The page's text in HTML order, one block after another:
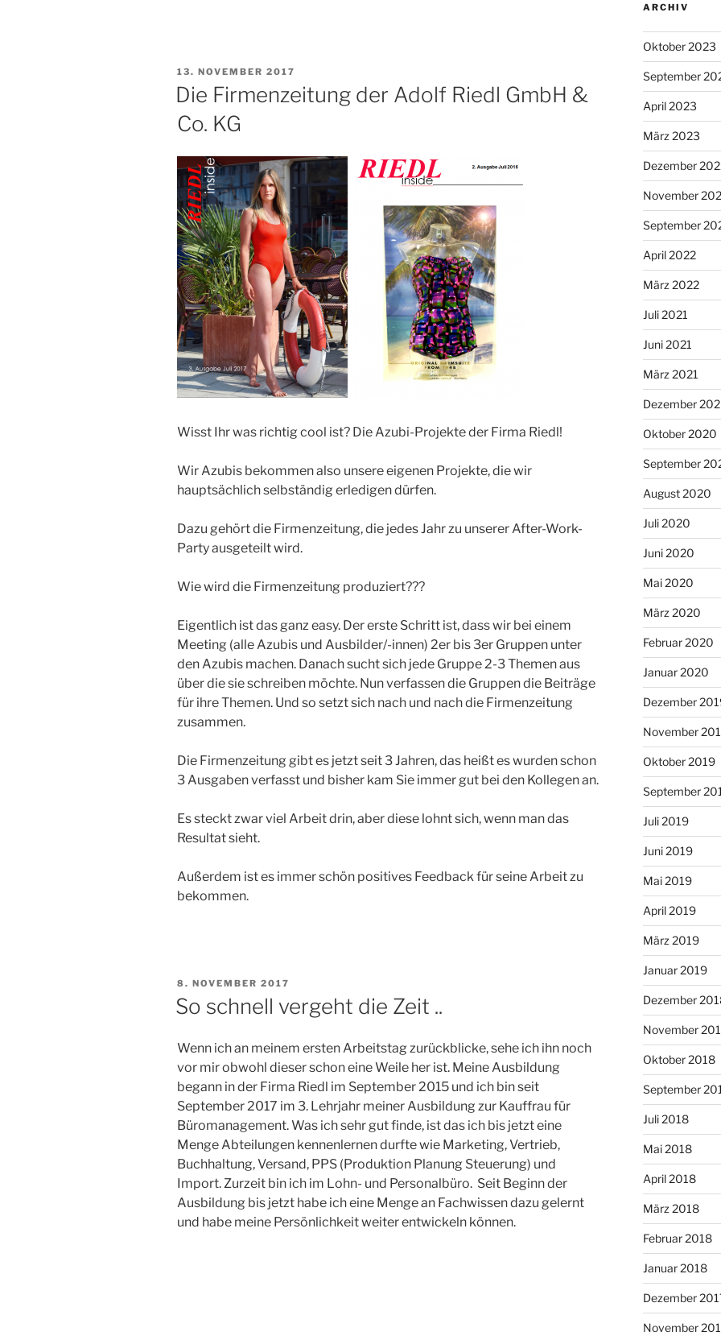
VERÖFFENTLICHT
13. NOVEMBER 2017
Die Firmenzeitung der Adolf Riedl GmbH &
Co. KG
Wisst Ihr was richtig cool ist? Die Azubi-Projekte der Firma Riedl!
Wir Azubis bekommen also unsere eigenen Projekte, die wir
hauptsächlich selbständig erledigen dürfen.
Dazu gehört die Firmenzeitung, die jedes Jahr zu unserer After-Work-
Party ausgeteilt wird.
Wie wird die Firmenzeitung produziert???
Eigentlich ist das ganz easy. Der erste Schritt ist, dass wir bei einem
Meeting (alle Azubis und Ausbilder/-innen) 2er bis 3er Gruppen unter
den Azubis machen. Danach sucht sich jede Gruppe 2-3 Themen aus
über die sie schreiben möchte. Nun verfassen die Gruppen die Beiträge
für ihre Themen. Und so setzt sich nach und nach die Firmenzeitung
zusammen.
Die Firmenzeitung gibt es jetzt seit 3 Jahren, das heißt es wurden schon
3 Ausgaben verfasst und bisher kam Sie immer gut bei den Kollegen an.
Es steckt zwar viel Arbeit drin, aber diese lohnt sich, wenn man das
Resultat sieht.
Außerdem ist es immer schön positives Feedback für seine Arbeit zu
bekommen.
VERÖFFENTLICHT
AM
8. NOVEMBER 2017
So schnell vergeht die Zeit ..
Wenn ich an meinem ersten Arbeitstag zurückblicke, sehe ich ihn noch
vor mir obwohl dieser schon eine Weile her ist. Meine Ausbildung
begann in der Firma Riedl im September 2015 und ich bin seit
September 2017 im 3. Lehrjahr meiner Ausbildung zur Kauffrau für
Büromanagement. Was ich sehr gut finde, ist das ich bis jetzt eine
Menge Abteilungen kennenlernen durfte wie Marketing, Vertrieb,
Buchhaltung, Versand, PPS (Produktion Planung Steuerung) und
Import. Zurzeit bin ich im Lohn- und Personalbüro. Seit Beginn der
Ausbildung bis jetzt habe ich eine Menge an Fachwissen dazu gelernt
und habe meine Persönlichkeit weiter entwickeln können.
ARCHIV
Oktober 2023
September
April 2023
März 2023
Dezember
November
September
April 2022
März 2022
Juli 2021
Juni 2021
März 2021
Dezember
Oktober 2020
September
August 2020
Juli 2020
Juni 2020
Mai 2020
März 2020
Februar 2020
Januar 2020
Dezember
November
Oktober 2019
September
Juli 2019
Juni 2019
Mai 2019
April 2019
März 2019
Januar 2019
Dezember
November
Oktober 2018
September
Juli 2018
Mai 2018
April 2018
März 2018
Februar 2018
Januar 2018
Dezember
November